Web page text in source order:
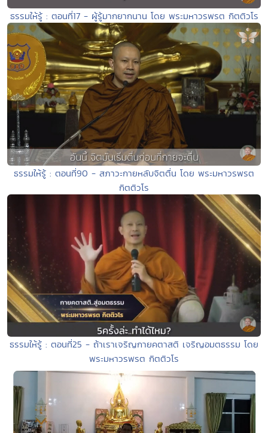
ธรรมให้รู้ : ตอนที่17 - ผู้รู้มากยากนาน โดย พระมหาวรพรต กิตติวโร
ธรรมให้รู้ : ตอนที่90 - สภาวะกายหลับจิตตื่น โดย พระมหาวรพรต
กิตติวโร
ธรรมให้รู้ : ตอนที่25 - ถ้าเราเจริญกายคตาสติ เจริญอมตธรรม โดย
พระมหาวรพรต กิตติวโร